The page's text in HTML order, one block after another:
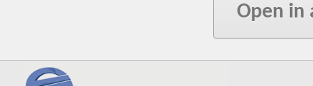
Open in